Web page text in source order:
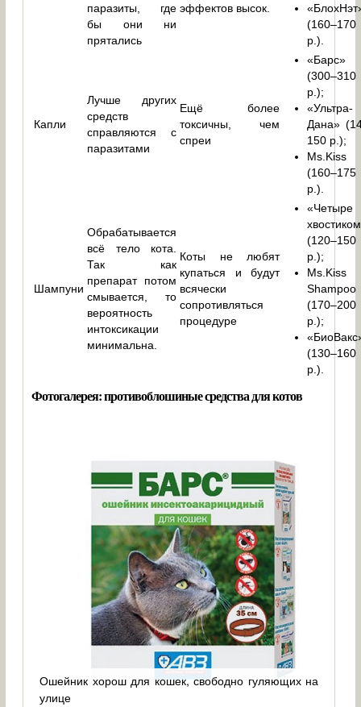
паразиты, где
бы они ни
прятались
эффектов высок.
(160–170
р.).
Капли
Лучше других
средств
справляются с
паразитами
Ещё более
токсичны, чем
спреи
«Барс»
(300–310
р.);
«Ультра-
Дана»
150 р.);
Ms.Kiss
(160–175
р.).
Шампуни
Обрабатывается
всё тело кота.
Так как
препарат потом
смывается, то
вероятность
интоксикации
минимальна.
Коты не любят
купаться и будут
всячески
сопротивляться
процедуре
(120–150
р.);
Ms.Kiss
Shampoo
(170–200
р.);
(130–160
р.).
Фотогалерея: противоблошиные средства для котов
Ошейник хорош для кошек, свободно гуляющих на
улице